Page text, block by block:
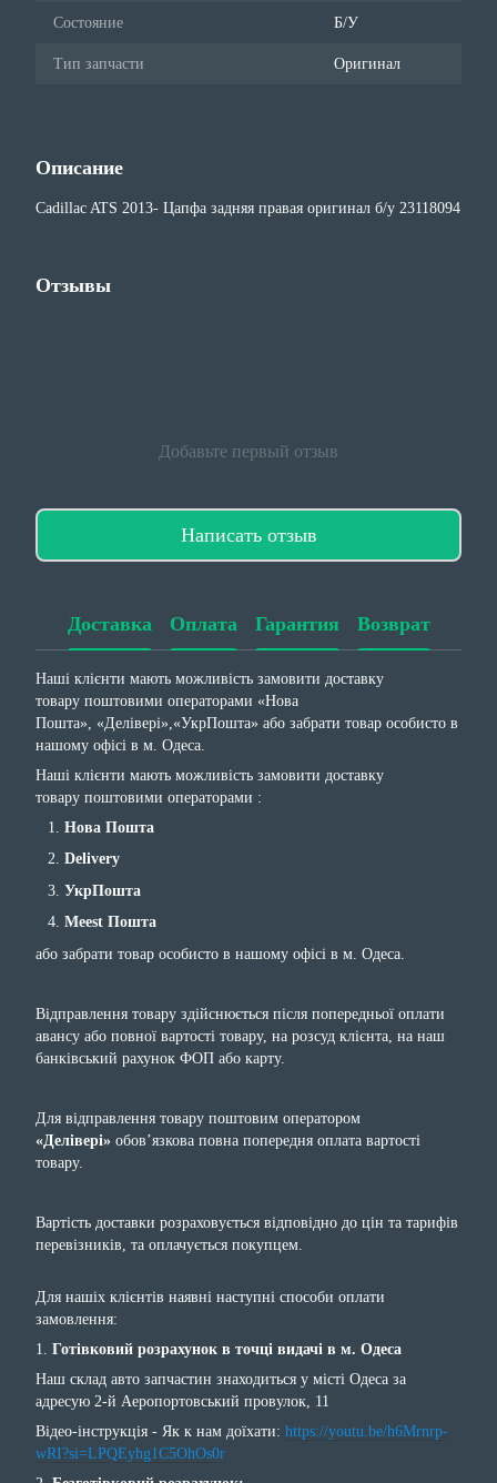
Состояние Б/У
Тип запчасти Оригинал
Описание
Cadillac ATS 2013- Цапфа задняя правая оригинал б/у 23118094
Отзывы
Добавьте первый отзыв
Написать отзыв
Доставка Оплата Гарантия Возврат
Наші клієнти мають можливість замовити доставку
товару поштовими операторами «Нова
Пошта», «Делівері»,«УкрПошта» або забрати товар особисто в
нашому офісі в м. Одеса.
Наші клієнти мають можливість замовити доставку
товару поштовими операторами :
Нова Пошта
Delivery
УкрПошта
Meest Пошта
або забрати товар особисто в нашому офісі в м. Одеса.
Відправлення товару здійснюється після попередньої оплати
авансу або повної вартості товару, на розсуд клієнта, на наш
банківський рахунок ФОП або карту.
Для відправлення товару поштовим оператором
«Делівері» обов’язкова повна попередня оплата вартості
товару.
Вартість доставки розраховується відповідно до цін та тарифів
перевізників, та оплачується покупцем.
Для нашіх клієнтів наявні наступні способи оплати
замовлення:
1. Готівковий розрахунок в точці видачі в м. Одеса
Наш склад авто запчастин знаходиться у місті Одеса за
адресую 2-й Аеропортовський провулок, 11
Відео-інструкція - Як к нам доїхати: https://youtu.be/h6Mrnrp-
wRI?si=LPQEyhg1C5OhOs0r